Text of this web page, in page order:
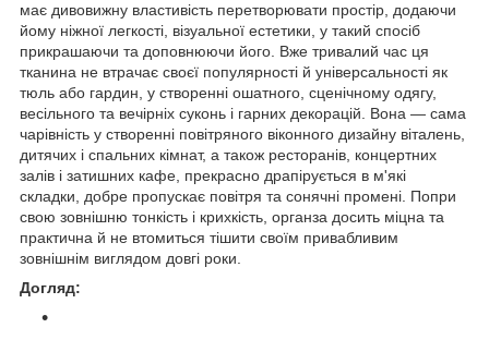
має дивовижну властивість перетворювати простір, додаючи
йому ніжної легкості, візуальної естетики, у такий спосіб
прикрашаючи та доповнюючи його. Вже тривалий час ця
тканина не втрачає своєї популярності й універсальності як
тюль або гардин, у створенні ошатного, сценічному одягу,
весільного та вечірніх суконь і гарних декорацій. Вона — сама
чарівність у створенні повітряного віконного дизайну віталень,
дитячих і спальних кімнат, а також ресторанів, концертних
залів і затишних кафе, прекрасно драпірується в м'які
складки, добре пропускає повітря та сонячні промені. Попри
свою зовнішню тонкість і крихкість, органза досить міцна та
практична й не втомиться тішити своїм привабливим
зовнішнім виглядом довгі роки.
Догляд: